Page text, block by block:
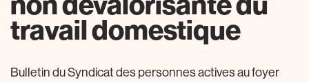
travail domestique
Bulletin du Syndicat des personnes actives au foyer